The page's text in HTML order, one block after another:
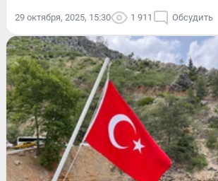
29 октября, 2025, 15:30 1 911 Обсудить